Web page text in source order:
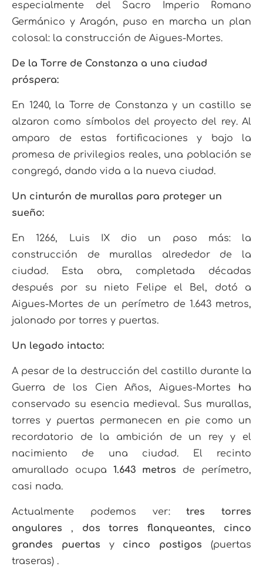
especialmente del Sacro Imperio Romano
Germánico y Aragón, puso en marcha un plan
colosal: la construcción de Aigues-Mortes.
De la Torre de Constanza a una ciudad
próspera:
En 1240, la Torre de Constanza y un castillo se
alzaron como símbolos del proyecto del rey. Al
amparo de estas fortificaciones y bajo la
promesa de privilegios reales, una población se
congregó, dando vida a la nueva ciudad.
Un cinturón de murallas para proteger un
sueño:
En 1266, Luis IX dio un paso más: la
construcción de murallas alrededor de la
ciudad. Esta obra, completada décadas
después por su nieto Felipe el Bel, dotó a
Aigues-Mortes de un perímetro de 1.643 metros,
jalonado por torres y puertas.
Un legado intacto:
A pesar de la destrucción del castillo durante la
Guerra de los Cien Años, Aigues-Mortes ha
conservado su esencia medieval. Sus murallas,
torres y puertas permanecen en pie como un
recordatorio de la ambición de un rey y el
nacimiento de una ciudad. El recinto
amurallado ocupa 1.643 metros de perímetro,
casi nada.
Actualmente podemos ver:tres torres
angulares , dos torres flanqueantes, cinco
grandes puertas y cinco postigos(puertas
traseras) .